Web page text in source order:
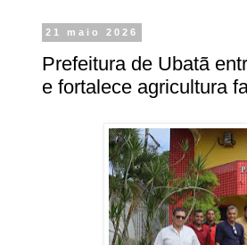
21 maio 2026
Prefeitura de Ubatã
e fortalece agricultura